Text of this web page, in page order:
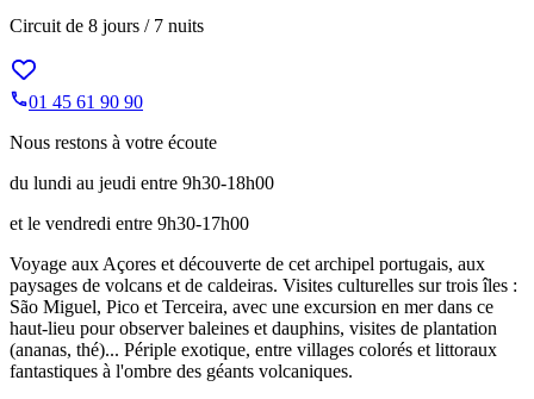
Circuit de 8 jours / 7 nuits
01 45 61 90 90
Nous restons à votre écoute
du lundi au jeudi entre 9h30-18h00
et le vendredi entre 9h30-17h00
Voyage aux Açores et découverte de cet archipel portugais, aux
paysages de volcans et de caldeiras. Visites culturelles sur trois îles :
São Miguel, Pico et Terceira, avec une excursion en mer dans ce
haut-lieu pour observer baleines et dauphins, visites de plantation
(ananas, thé)... Périple exotique, entre villages colorés et littoraux
fantastiques à l'ombre des géants volcaniques.